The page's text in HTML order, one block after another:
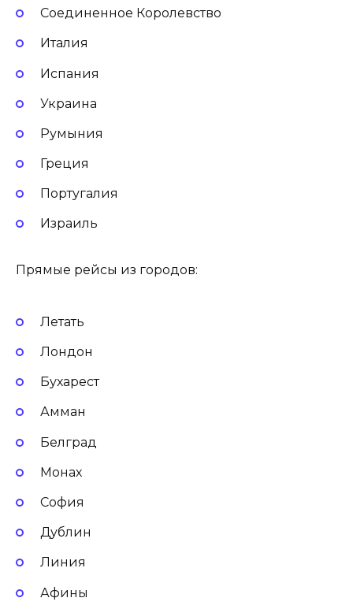
Соединенное Королевство
Италия
Испания
Украина
Румыния
Греция
Португалия
Израиль
Прямые рейсы из городов:
Летать
Лондон
Бухарест
Амман
Белград
Монах
София
Дублин
Линия
Афины